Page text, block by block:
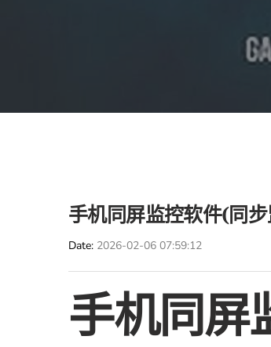
手机同屏监控软件(同
Date 2026-02-06 07:59:12
手机同屏